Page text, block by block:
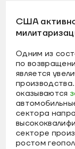
США
Одним из
по
является
оказываются
сектора
секторе
ростом